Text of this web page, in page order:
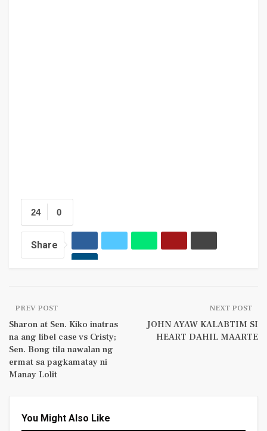
0
24
Share
PREV POST
Sharon at Sen. Kiko inatras
na ang libel case vs Cristy;
Sen. Bong tila nawalan ng
ermat sa pagkamatay ni
Manay Lolit
NEXT POST
JOHN AYAW KALABTIM SI
HEART DAHIL MAARTE
You Might Also Like